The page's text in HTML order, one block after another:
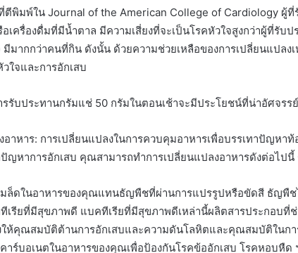
ตีพิมพ์ใน Journal of the American College of Cardiology ผู้ที่
อเครื่องดื่มที่มีน้ำตาล มีความเสี่ยงที่จะเป็นโรคหัวใจสูงกว่าผู้ที่รับ
มีมากกว่าคนที่กิน ดังนั้น ด้วยความช่วยเหลือของการเปลี่ยนแปลง
ใจและการอักเสบ
รรับประทานกรัมแช่ 50 กรัมในตอนเช้าจะมีประโยชน์ที่น่าอัศจร
อาหาร: การเปลี่ยนแปลงในการควบคุมอาหารเพื่อบรรเทาปัญหาท้
ปัญหาการอักเสบ คุณสามารถทำการเปลี่ยนแปลงอาหารดังต่อไป
ล็ดในอาหารของคุณแทนธัญพืชที่ผ่านการแปรรูปหรือขัดสี ธัญพืช
เรียที่มีสุขภาพดี แบคทีเรียที่มีสุขภาพดีเหล่านี้ผลิตสารประกอบที่
ห้คุณสมบัติต้านการอักเสบและความดันโลหิตและคุณสมบัติในกา
าร์บอเนตในอาหารของคุณเพื่อป้องกันโรคข้ออักเสบ โรคหอบหืด